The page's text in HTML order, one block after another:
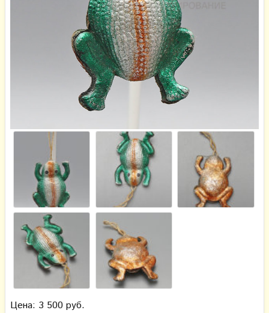
Цена: 3 500 руб.